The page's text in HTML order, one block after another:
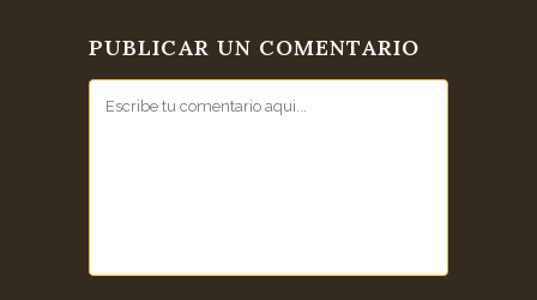
PUBLICAR UN COMENTARIO